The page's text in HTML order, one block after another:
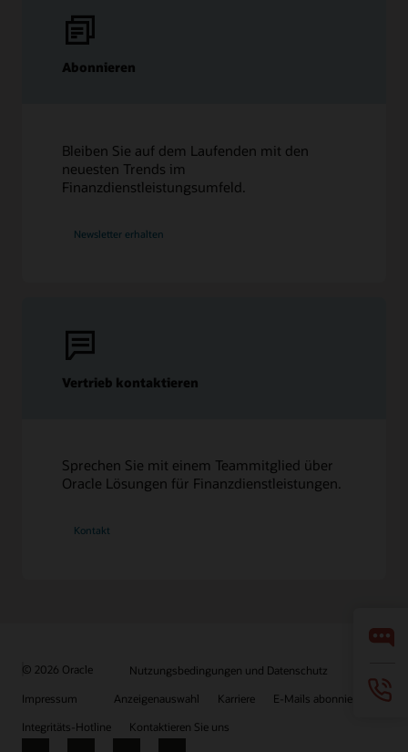
Abonnieren
Bleiben Sie auf dem Laufenden mit den
neuesten Trends im
Finanzdienstleistungsumfeld.
Newsletter erhalten
Vertrieb kontaktieren
Sprechen Sie mit einem Teammitglied über
Oracle Lösungen für Finanzdienstleistungen.
Kontakt
© 2026 Oracle
Nutzungsbedingungen und Datenschutz
Impressum
Anzeigenauswahl Karriere
E-Mails abonnieren
Integritäts-Hotline
Kontaktieren Sie uns